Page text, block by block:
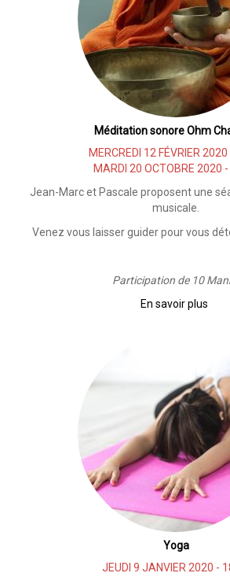
Méditation sonore Ohm
MERCREDI 12 FÉVRIER
MARDI 20 OCTOBRE 2020
Jean-Marc et Pascale proposent une
musicale.
Venez vous laisser guider pour vous
Participation de 10
En savoir plus
Yoga
JEUDI 9 JANVIER 2020 -